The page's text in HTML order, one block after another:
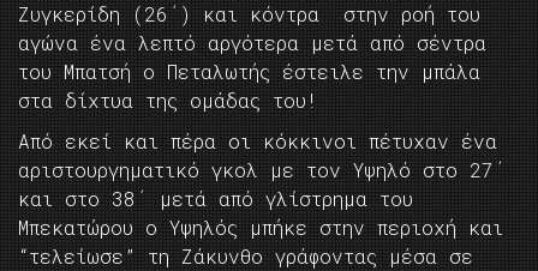
Ζυγκερίδη (26΄) και κόντρα στην ροή του
αγώνα ένα λεπτό αργότερα μετά από σέντρα
του Μπατσή ο Πεταλωτής έστειλε την μπάλα
στα δίχτυα της ομάδας του!
Από εκεί και πέρα οι κόκκινοι πέτυχαν ένα
αριστουργηματικό γκολ με τον Υψηλό στο 27΄
και στο 38΄ μετά από γλίστρημα του
Μπεκατώρου ο Υψηλός μπήκε στην περιοχή και
“τελείωσε” τη Ζάκυνθο γράφοντας μέσα σε